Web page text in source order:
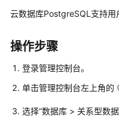
计
费
明
快
速
入
门
云数据库PostgreSQL支持用
操作步骤
登录管理控制台。
单击管理控制台左上角的
选择“数据库 > 关系型数